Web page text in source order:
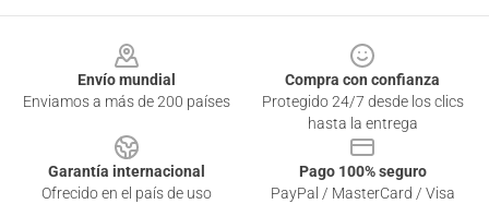
Envío mundial
Enviamos a más de 200 países
Compra con confianza
Protegido 24/7 desde los clics
hasta la entrega
Garantía internacional
Ofrecido en el país de uso
Pago 100% seguro
PayPal / MasterCard / Visa